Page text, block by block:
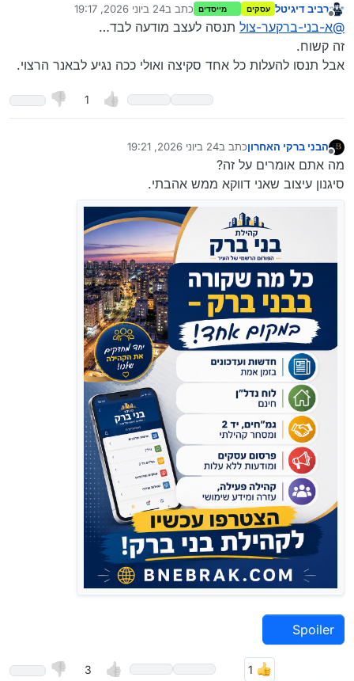
רביב דיגיטל עסקים מייסדים כתב ב24 ביוני 2026, 19:17
נערך לאחרונה על ידי
@א-בני-ברקער-צול תנסה לעצב מודעה לבד…
זה קשוח.
אבל תנסו להעלות כל אחד סקיצה ואולי ככה נגיע לבאנר הרצוי.
1
מנותק
הבני ברקי האחרוןכתב ב24 ביוני 2026, 19:21
נערך לאחרונה על ידי הבני ברקי האחרון
מה אתם אומרים על זה?
סיגנון עיצוב שאני דווקא ממש אהבתי.
Spoiler
3